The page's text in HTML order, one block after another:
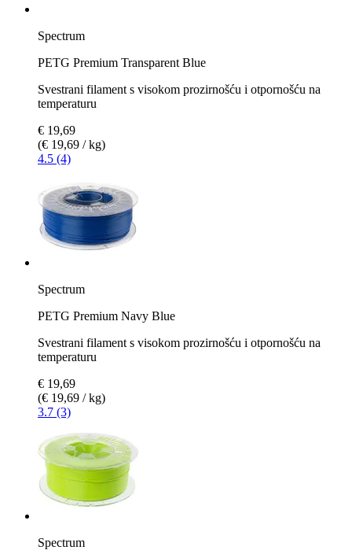
Spectrum
PETG Premium Transparent Blue
Svestrani filament s visokom prozirnošću i otpornošću na
temperaturu
€ 19,69
(€ 19,69 / kg)
4.5 (4)
Spectrum
PETG Premium Navy Blue
Svestrani filament s visokom prozirnošću i otpornošću na
temperaturu
€ 19,69
(€ 19,69 / kg)
3.7 (3)
Spectrum